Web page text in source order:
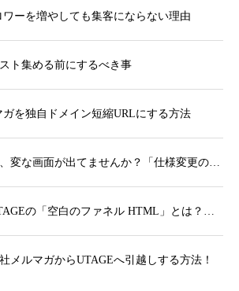
ーを増やしても集客にならない理由
ト集める前にするべき事
ガを独自ドメイン短縮URLにする方法
変な画面が出てませんか？「仕様変更の…
の「空白のファネル HTML」とは？…
メルマガからUTAGEへ引越しする方法！